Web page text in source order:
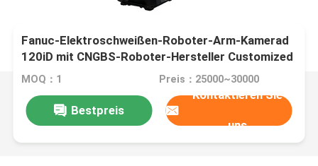
Fanuc-Elektroschweißen-Roboter-Arm-Kamerad
120iD mit CNGBS-Roboter-Hersteller Customized
Positioner
MOQ：1 Preis：25000~30000
Bestpreis
Kontaktieren Sie
uns